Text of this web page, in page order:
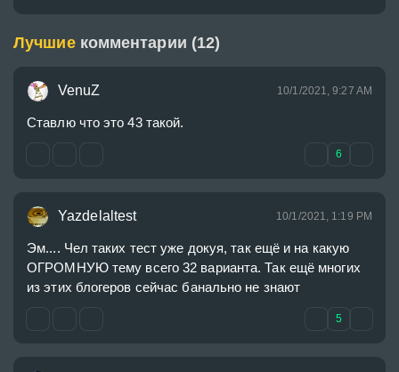
Лучшие комментарии (12)
VenuZ 10/1/2021, 9:27 AM
Ставлю что это 43 такой.
6
Yazdelaltest 10/1/2021, 1:19 PM
Эм.... Чел таких тест уже докуя, так ещё и на какую
ОГРОМНУЮ тему всего 32 варианта. Так ещё многих
из этих блогеров сейчас банально не знают
5